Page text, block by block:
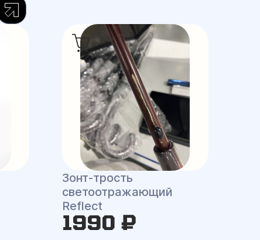
Зонт-трость
светоотражающий
Reflect
1990 ₽